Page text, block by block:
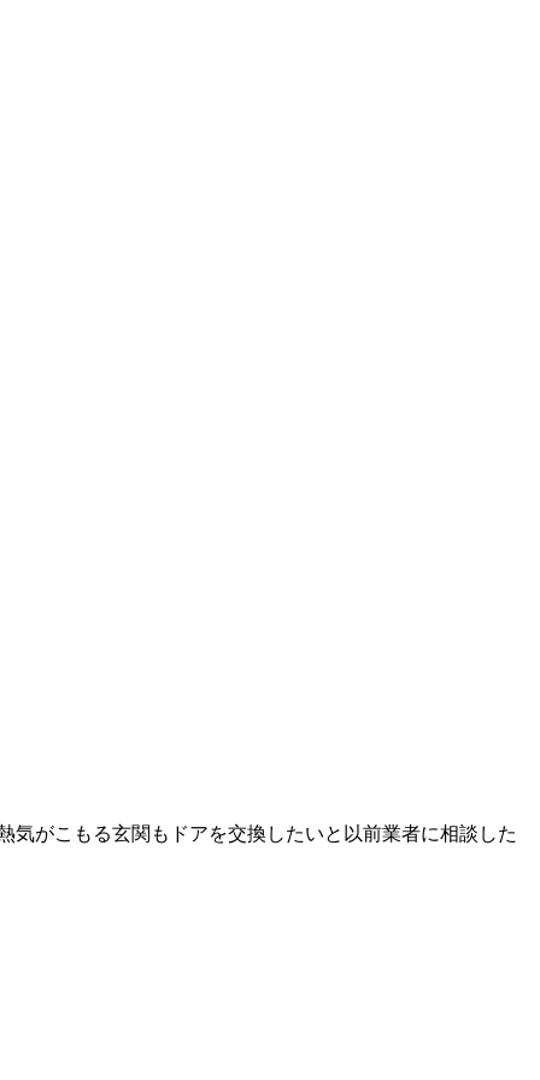
がこもる玄関もドアを交換したいと以前業者に相談した